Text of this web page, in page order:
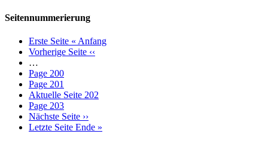
Seitennummerierung
Erste Seite « Anfang
Vorherige Seite ‹‹
…
Page 200
Page 201
Aktuelle Seite 202
Page 203
Nächste Seite ››
Letzte Seite Ende »